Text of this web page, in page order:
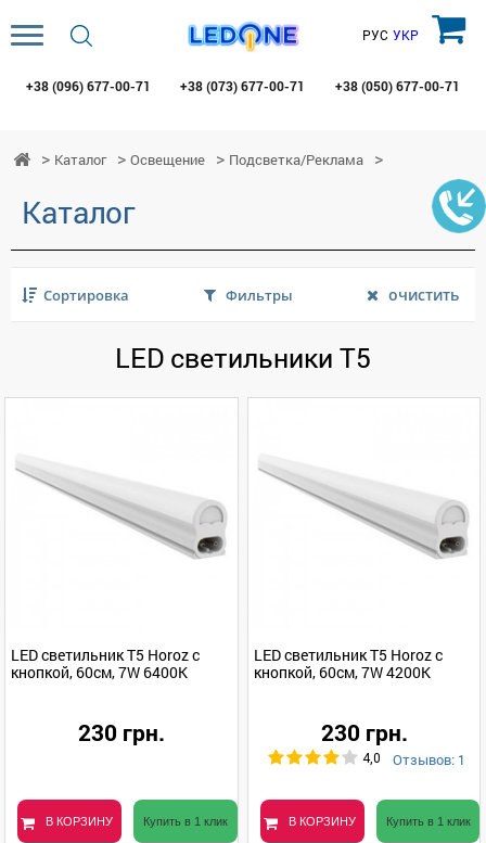
+38 (096) 677-00-71 +38 (073)677-00-71 +38 (050)677-00-71
РУС УКР
Каталог Освещение Подсветка/Реклама
Каталог
Сортировка Фильтры очистить
LED светильники Т5
LED светильник Т5 Horoz с
кнопкой, 60см, 7W 6400K
230 грн.
В КОРЗИНУ Купить в 1 клик
LED светильник Т5 Horoz с
кнопкой, 60см, 7W 4200K
230 грн.
4,0 Отзывов: 1
В КОРЗИНУ Купить в 1 клик